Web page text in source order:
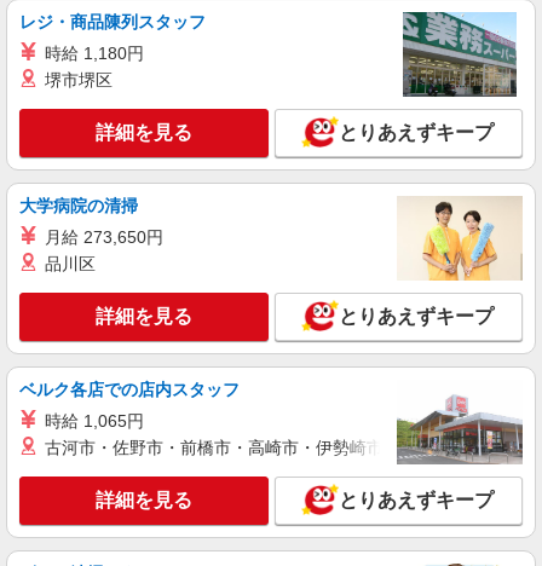
レジ・商品陳列スタッフ
時給 1,180円
堺市堺区
詳細を見る とりあえずキープ
大学病院の清掃
月給 273,650円
品川区
詳細を見る とりあえずキープ
ベルク各店での店内スタッフ
時給 1,065円
古河市・佐野市・前橋市・高崎市・伊勢崎市・太田市・館林市
詳細を見る とりあえずキープ